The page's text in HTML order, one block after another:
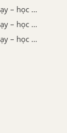
Bài 16 trang 182 Tài liệu dạy – học toán 6 tập 1
Bài 15 trang 182 Tài liệu dạy – học toán 6 tập 1
Bài 14 trang 182 Tài liệu dạy – học toán 6 tập 1